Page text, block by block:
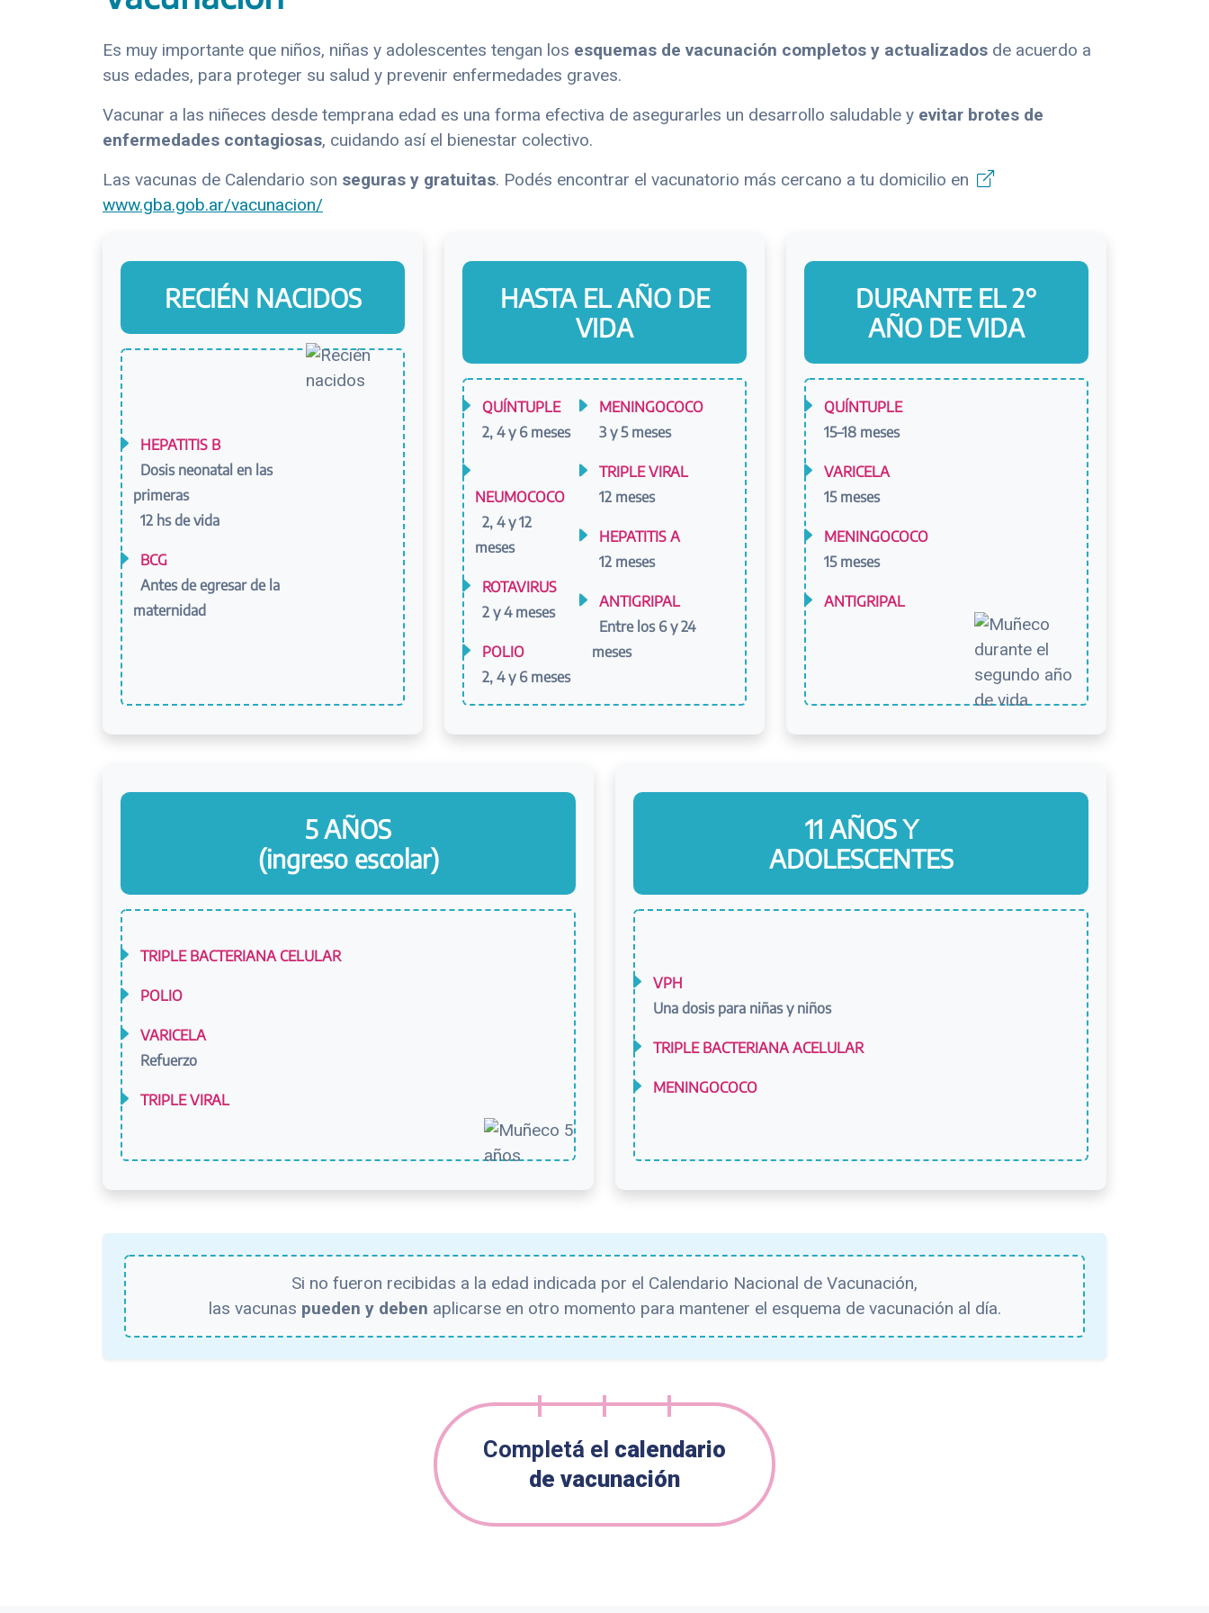
Es muy importante que niños, niñas y adolescentes tengan los esquemas de vacunación completos y actualizados de acuerdo a
sus edades, para proteger su salud y prevenir enfermedades graves.
Vacunar a las niñeces desde temprana edad es una forma efectiva de asegurarles un desarrollo saludable y evitar brotes de
enfermedades contagiosas, cuidando así el bienestar colectivo.
Las vacunas de Calendario son seguras y gratuitas. Podés encontrar el vacunatorio más cercano a tu domicilio en
www.gba.gob.ar/vacunacion/
RECIÉN NACIDOS
HEPATITIS B
Dosis neonatal en las
primeras
12 hs de vida
BCG
Antes de egresar de la
maternidad
HASTA EL AÑO DE
VIDA
QUÍNTUPLE
2, 4 y 6 meses
NEUMOCOCO
2, 4 y 12
meses
ROTAVIRUS
2 y 4 meses
POLIO
2, 4 y 6 meses
MENINGOCOCO
3 y 5 meses
TRIPLE VIRAL
12 meses
HEPATITIS A
12 meses
ANTIGRIPAL
Entre los 6 y 24
meses
DURANTE EL 2°
AÑO DE VIDA
QUÍNTUPLE
15–18 meses
VARICELA
15 meses
MENINGOCOCO
15 meses
ANTIGRIPAL
5 AÑOS
(ingreso escolar)
TRIPLE BACTERIANA CELULAR
POLIO
VARICELA
Refuerzo
TRIPLE VIRAL
11 AÑOS Y
ADOLESCENTES
VPH
Una dosis para niñas y niños
TRIPLE BACTERIANA ACELULAR
MENINGOCOCO
Si no fueron recibidas a la edad indicada por el Calendario Nacional de Vacunación,
las vacunas pueden y deben aplicarse en otro momento para mantener el esquema de vacunación al día.
Completá el calendario
de vacunación